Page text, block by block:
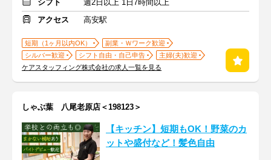
シフト
週2日以上 1日7時間以上
アクセス
高安駅
短期（1ヶ月以内OK）
副業・Ｗワーク歓迎
シルバー歓迎
シフト自由・自己申告
主婦(夫)歓迎
ケアスタッフィング株式会社の求人一覧を見る
しゃぶ葉 八尾老原店＜198123＞
【キッチン】短期もOK！野菜のカ
ットや盛付など！髪色自由